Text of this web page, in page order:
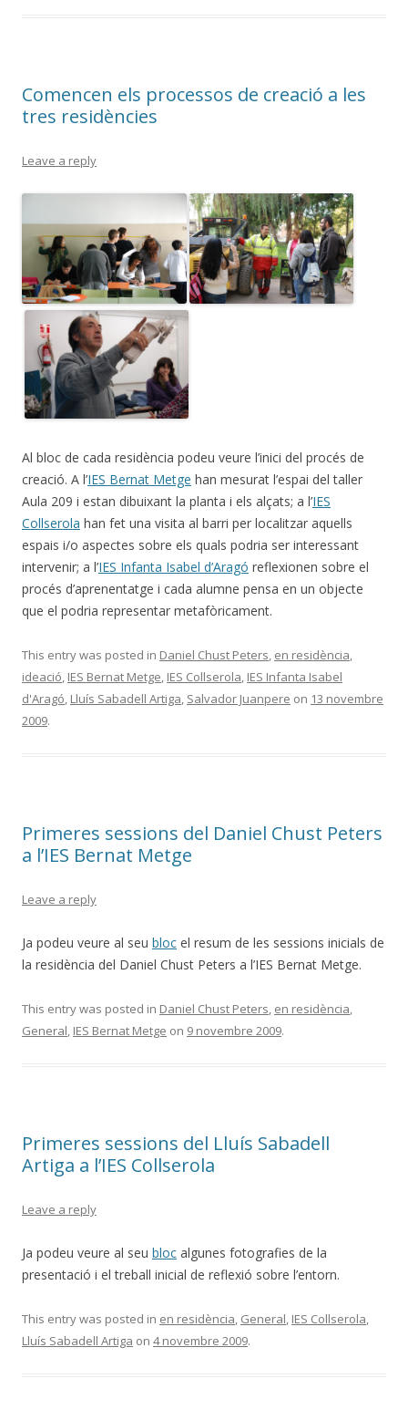
Comencen els processos de creació a les
tres residències
Leave a reply
Al bloc de cada residència podeu veure l’inici del procés de
creació. A l’IES Bernat Metge han mesurat l’espai del taller
Aula 209 i estan dibuixant la planta i els alçats; a l’IES
Collserola han fet una visita al barri per localitzar aquells
espais i/o aspectes sobre els quals podria ser interessant
intervenir; a l’IES Infanta Isabel d’Aragó reflexionen sobre el
procés d’aprenentatge i cada alumne pensa en un objecte
que el podria representar metafòricament.
This entry was posted in Daniel Chust Peters, en residència,
ideació, IES Bernat Metge, IES Collserola, IES Infanta Isabel
d'Aragó, Lluís Sabadell Artiga, Salvador Juanpere on 13 novembre
2009.
Primeres sessions del Daniel Chust Peters
a l’IES Bernat Metge
Leave a reply
Ja podeu veure al seu bloc el resum de les sessions inicials de
la residència del Daniel Chust Peters a l’IES Bernat Metge.
This entry was posted in Daniel Chust Peters, en residència,
General, IES Bernat Metge on 9 novembre 2009.
Primeres sessions del Lluís Sabadell
Artiga a l’IES Collserola
Leave a reply
Ja podeu veure al seu bloc algunes fotografies de la
presentació i el treball inicial de reflexió sobre l’entorn.
This entry was posted in en residència, General, IES Collserola,
Lluís Sabadell Artiga on 4 novembre 2009.